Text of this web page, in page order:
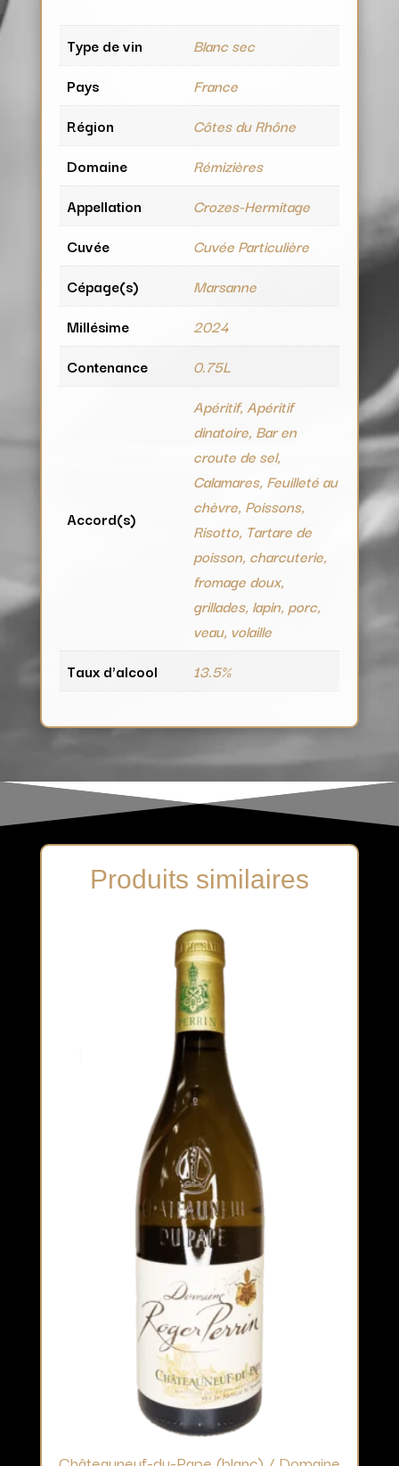
Type de vin
Blanc sec
Pays
France
Région
Côtes du Rhône
Domaine
Rémizières
Appellation
Crozes-Hermitage
Cuvée
Cuvée Particulière
Cépage(s)
Marsanne
Millésime
2024
Contenance
0.75L
Accord(s)
Apéritif, Apéritif
dinatoire, Bar en
croute de sel,
Calamares, Feuilleté au
chèvre, Poissons,
Risotto, Tartare de
poisson, charcuterie,
fromage doux,
grillades, lapin, porc,
veau, volaille
Taux d'alcool
13.5%
Produits similaires